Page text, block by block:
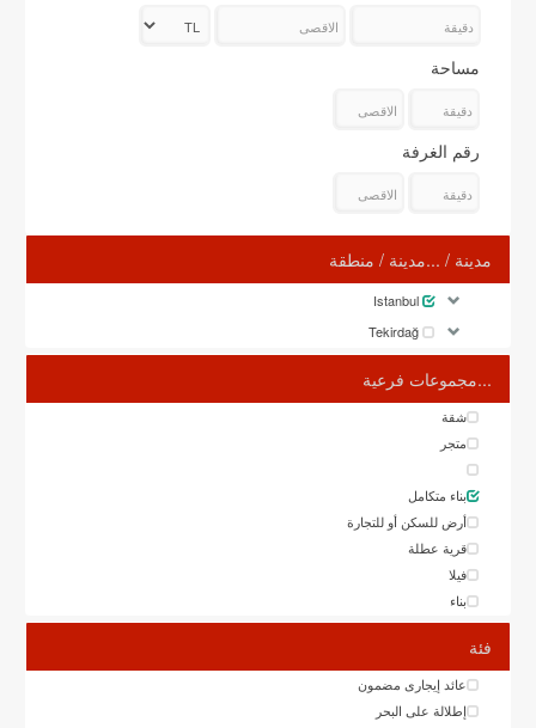
مساحة
رقم الغرفة
مدينة / ...مدينة / منطقة
Istanbul
Tekirdağ
...مجموعات فرعية
شقة
متجر
بناء متكامل
أرض للسكن أو للتجارة
قرية عطلة
فيلا
بناء
فئة
عائد إيجارى مضمون
إطلالة على البحر